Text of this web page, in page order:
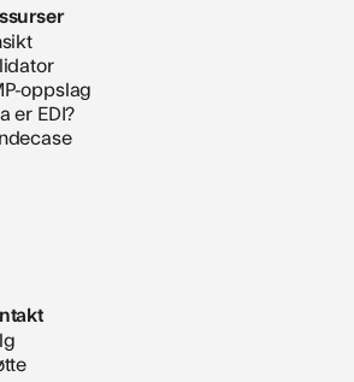
oppslag
er EDI?